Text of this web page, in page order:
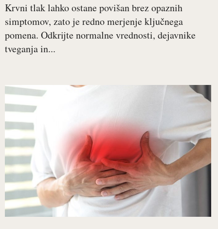
Krvni tlak lahko ostane povišan brez opaznih
simptomov, zato je redno merjenje ključnega
pomena. Odkrijte normalne vrednosti, dejavnike
tveganja in...